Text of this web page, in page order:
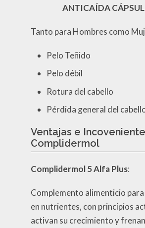
ANTICAÍDA
Tanto para Hombres como
Pelo Teñido
Pelo débil
Rotura del cabello
Pérdida general del
Ventajas e
Complidermol
Complidermol 5 Alfa Plus:
Complemento alimenticio
en nutrientes, con principios
activan su crecimiento y